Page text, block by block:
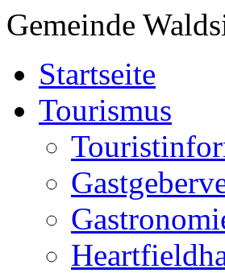
Gemeinde
Startseite
Tourismus